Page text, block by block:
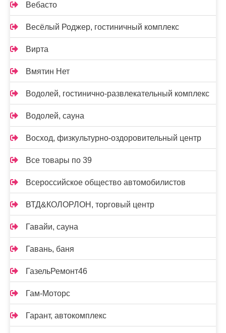
Вебасто
Весёлый Роджер, гостиничный комплекс
Вирта
Вмятин Нет
Водолей, гостинично-развлекательный комплекс
Водолей, сауна
Восход, физкультурно-оздоровительный центр
Все товары по 39
Всероссийское общество автомобилистов
ВТД&КОЛОРЛОН, торговый центр
Гавайи, сауна
Гавань, баня
ГазельРемонт46
Гам-Моторс
Гарант, автокомплекс